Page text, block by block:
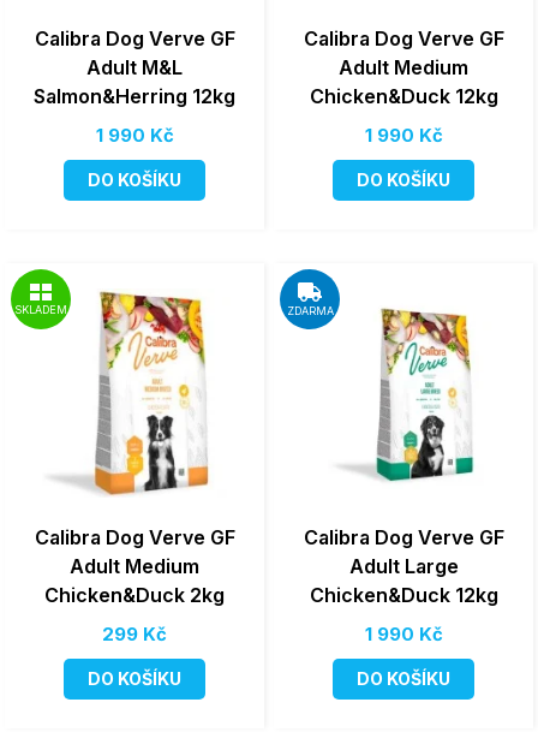
Calibra Dog Verve GF
Adult M&L
Salmon&Herring 12kg
1 990 Kč
DO KOŠÍKU
Calibra Dog Verve GF
Adult Medium
Chicken&Duck 12kg
1 990 Kč
DO KOŠÍKU
SKLADEM
Calibra Dog Verve GF
Adult Medium
Chicken&Duck 2kg
299 Kč
DO KOŠÍKU
ZDARMA
Calibra Dog Verve GF
Adult Large
Chicken&Duck 12kg
1 990 Kč
DO KOŠÍKU